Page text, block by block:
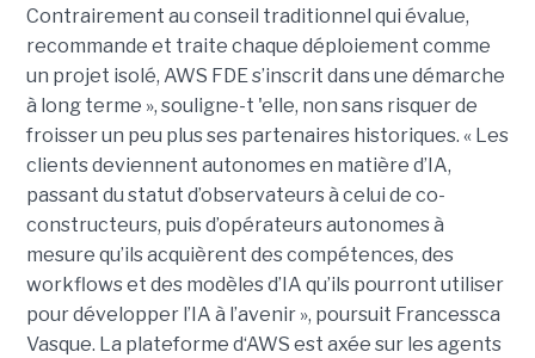
Contrairement au conseil traditionnel qui évalue,
recommande et traite chaque déploiement comme
un projet isolé, AWS FDE s’inscrit dans une démarche
à long terme », souligne-t 'elle, non sans risquer de
froisser un peu plus ses partenaires historiques. « Les
clients deviennent autonomes en matière d’IA,
passant du statut d’observateurs à celui de co-
constructeurs, puis d’opérateurs autonomes à
mesure qu’ils acquièrent des compétences, des
workflows et des modèles d’IA qu’ils pourront utiliser
pour développer l’IA à l’avenir », poursuit Francessca
Vasque. La plateforme d‘AWS est axée sur les agents